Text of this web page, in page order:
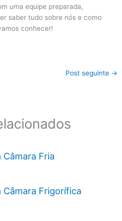
uma equipe preparada,
saber tudo sobre nós e como
conhecer!
Post seguinte →
Fria
Frigorífica